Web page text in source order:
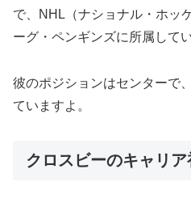
で、NHL（ナショナル・ホッ
ーグ・ペンギンズに所属してい
彼のポジションはセンターで
ていますよ。
クロスビーのキャリア